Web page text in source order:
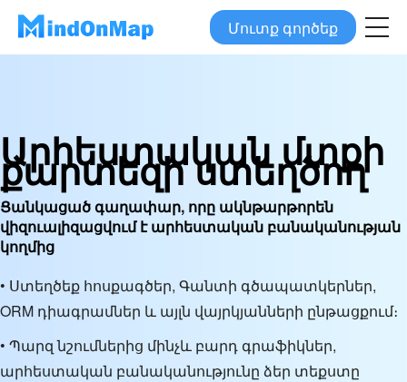
Մուտք գործեք
Արհեստական մտքի
քարտեզի ստեղծող
Ցանկացած գաղափար, որը ակնթարթորեն
վիզուալիզացվում է արհեստական բանականության
կողմից
• Ստեղծեք հոսքագծեր, Գանտի գծապատկերներ,
ORM դիագրամներ և այլն վայրկյանների ընթացքում։
• Պարզ նշումներից մինչև բարդ գրաֆիկներ,
արհեստական բանականությունը ձեր տեքստը